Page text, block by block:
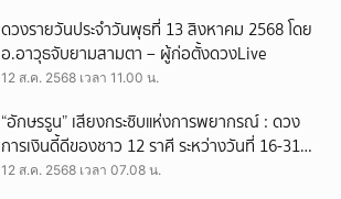
ดวงรายวันประจำวันพุธที่ 13 สิงหาคม 2568 โดย
อ.อาวุธจับยามสามตา – ผู้ก่อตั้งดวงLive
12 ส.ค. 2568 เวลา 11.00 น.
“อักษรรูน” เสียงกระซิบแห่งการพยากรณ์ : ดวง
การเงินดี้ดีของชาว 12 ราศี ระหว่างวันที่ 16-31
สิงหาคม 2568 By หมอกิฟท์นางมารพยากรณ์
12 ส.ค. 2568 เวลา 07.08 น.